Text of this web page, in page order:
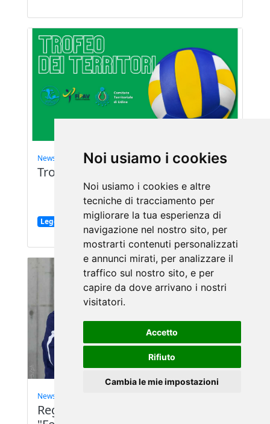
Noi usiamo i cookies
Noi usiamo i cookies e altre
tecniche di tracciamento per
migliorare la tua esperienza di
navigazione nel nostro sito, per
mostrarti contenuti personalizzati
e annunci mirati, per analizzare il
traffico sul nostro sito, e per
capire da dove arrivano i nostri
visitatori.
Accetto
Rifiuto
Cambia le mie impostazioni
News 17/05/2024
Trofeo dei Territori: il programma
Leggi
News
Regional day, Michelli: